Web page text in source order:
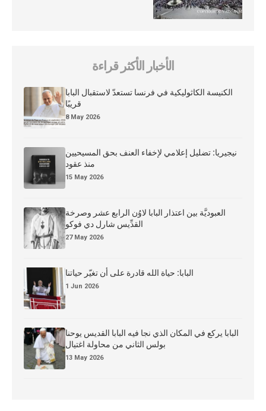
الأخبار الأكثر قراءة
الكنيسة الكاثوليكية في فرنسا تستعدّ لاستقبال البابا
قريبًا
8 May 2026
نيجيريا: تضليل إعلامي لإخفاء العنف بحق المسيحيين
منذ عقود
15 May 2026
العبوديَّة بين اعتذار البابا لاوُن الرابع عشر وصرخة
القدِّيس شارل دي فوكو
27 May 2026
البابا: حياة الله قادرة على أن تغيّر حياتنا
1 Jun 2026
البابا يركع في المكان الذي نجا فيه البابا القديس يوحنا
بولس الثاني من محاولة اغتيال
13 May 2026